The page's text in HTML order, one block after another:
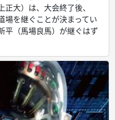
大）は、大会終了後、
場を継ぐことが決まってい
平（馬場良馬）が継ぐはず